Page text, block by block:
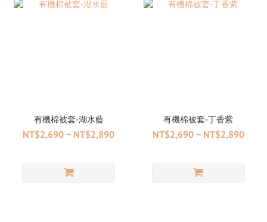
有機棉被套-湖水藍
NT$2,690 ~ NT$2,890
有機棉被套-丁香紫
NT$2,690 ~ NT$2,890